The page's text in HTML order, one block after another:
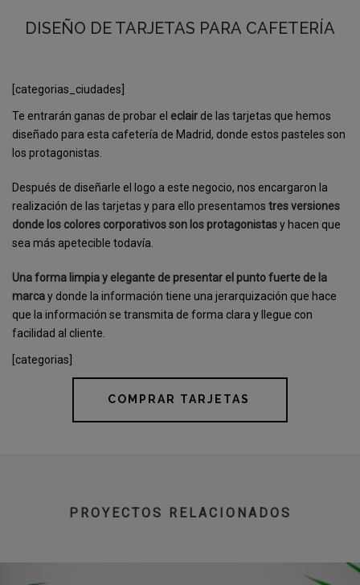
DISEÑO DE TARJETAS PARA CAFETERÍA
[categorias_ciudades]
Te entrarán ganas de probar el eclair de las tarjetas que hemos
diseñado para esta cafetería de Madrid, donde estos pasteles son
los protagonistas.
Después de diseñarle el logo a este negocio, nos encargaron la
realización de las tarjetas y para ello presentamos tres versiones
donde los colores corporativos son los protagonistasy hacen que
sea más apetecible todavía.
Una forma limpia y elegante de presentar el punto fuerte de la
marcay donde la información tiene una jerarquización que hace
que la información se transmita de forma clara y llegue con
facilidad al cliente.
[categorias]
COMPRAR TARJETAS
PROYECTOS RELACIONADOS